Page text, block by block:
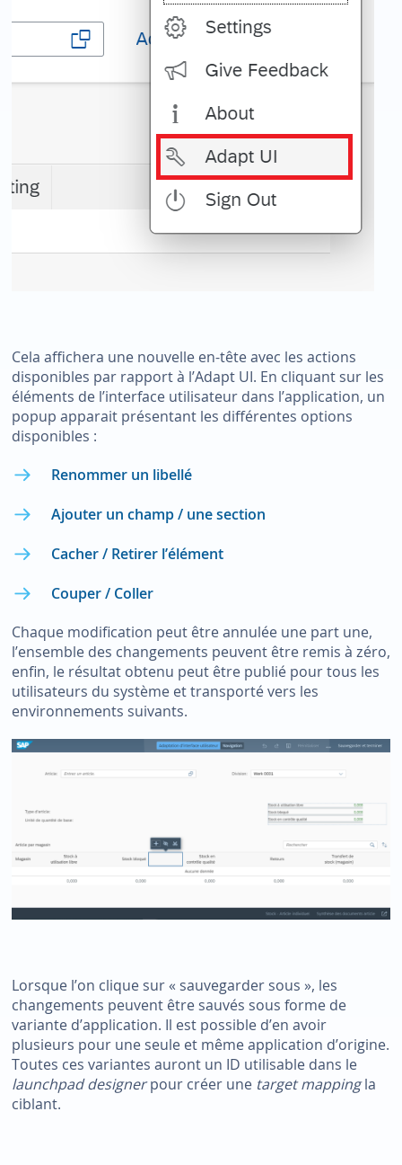
Cela affichera une nouvelle en-tête avec les actions
disponibles par rapport à l’Adapt UI. En cliquant sur les
éléments de l’interface utilisateur dans l’application, un
popup apparait présentant les différentes options
disponibles :
Renommer un libellé
Ajouter un champ / une section
Cacher / Retirer l’élément
Couper / Coller
Chaque modification peut être annulée une part une,
l’ensemble des changements peuvent être remis à zéro,
enfin, le résultat obtenu peut être publié pour tous les
utilisateurs du système et transporté vers les
environnements suivants.
Lorsque l’on clique sur « sauvegarder sous », les
changements peuvent être sauvés sous forme de
variante d’application. Il est possible d’en avoir
plusieurs pour une seule et même application d’origine.
Toutes ces variantes auront un ID utilisable dans le
launchpad designerpour créer une target mappingla
ciblant.